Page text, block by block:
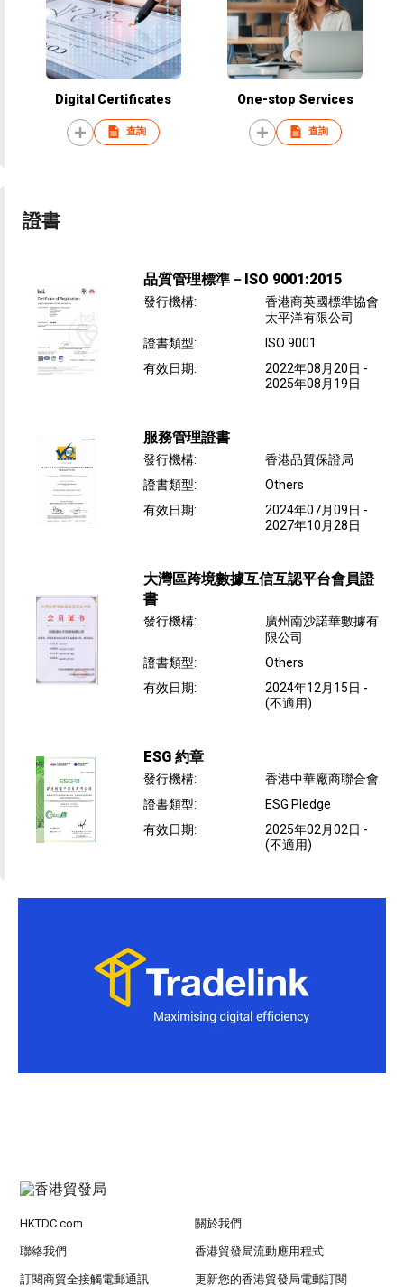
Digital Certificates
查詢
One-stop Services
查詢
證書
品質管理標準－ISO 9001:2015
發行機構:
香港商英國標準協會
太平洋有限公司
證書類型:
ISO 9001
有效日期: 2022年08月20日 -
2025年08月19日
服務管理證書
發行機構:
香港品質保證局
證書類型:
Others
有效日期: 2024年07月09日 -
2027年10月28日
大灣區跨境數據互信互認平台會員證
書
發行機構:
廣州南沙諾華數據有
限公司
證書類型:
Others
有效日期: 2024年12月15日 -
(不適用)
ESG 約章
發行機構:
香港中華廠商聯合會
證書類型:
ESG Pledge
有效日期: 2025年02月02日 -
(不適用)
HKTDC.com 關於我們
聯絡我們 香港貿發局流動應用程式
訂閱商貿全接觸電郵通訊 更新您的香港貿發局電郵訂閱